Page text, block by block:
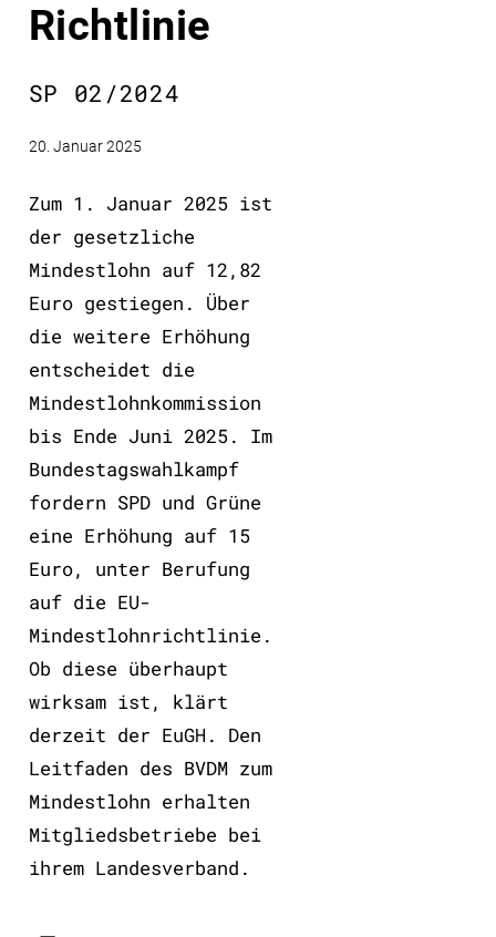
Richtlinie
SP 02/2024
20. Januar 2025
Zum 1. Januar 2025 ist
der gesetzliche
Mindestlohn auf 12,82
Euro gestiegen. Über
die weitere Erhöhung
entscheidet die
Mindestlohnkommission
bis Ende Juni 2025. Im
Bundestagswahlkampf
fordern SPD und Grüne
eine Erhöhung auf 15
Euro, unter Berufung
auf die EU-
Mindestlohnrichtlinie.
Ob diese überhaupt
wirksam ist, klärt
derzeit der EuGH. Den
Leitfaden des BVDM zum
Mindestlohn erhalten
Mitgliedsbetriebe bei
ihrem Landesverband.